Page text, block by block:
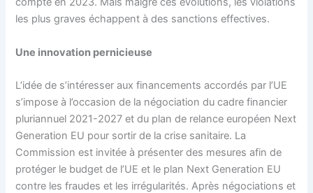
les plus graves échappent à des sanctions effectives.
Une innovation pernicieuse
L’idée de s’intéresser aux financements accordés par l’UE
s’impose à l’occasion de la négociation du cadre financier
pluriannuel 2021-2027 et du plan de relance européen Next
Generation EU pour sortir de la crise sanitaire. La
Commission est invitée à présenter des mesures afin de
protéger le budget de l’UE et le plan Next Generation EU
contre les fraudes et les irrégularités. Après négociations et